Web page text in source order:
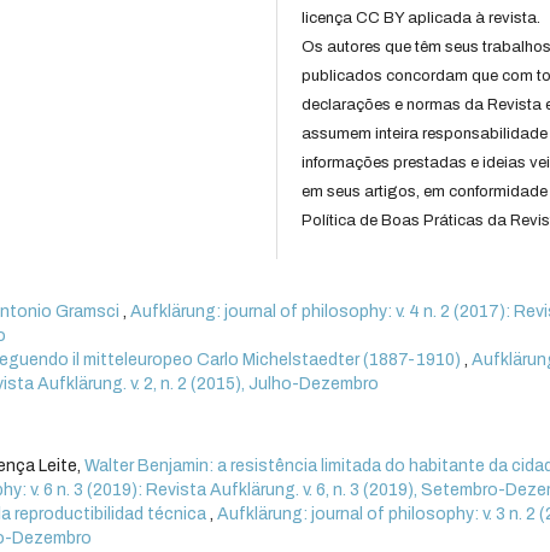
licença CC BY aplicada à revista.
Os autores que têm seus trabalhos
publicados concordam que com
declarações e normas da Revista
assumem inteira responsabilidade
informações prestadas e ideias
em seus artigos, em
Política de Boas Práticas da
Gramsci,Aufklärung: journal of philosophy: v. 4 n. 2 (2017):
il mitteleuropeo Carlo Michelstaedter (1887-1910),
Aufklärung. v. 2, n. 2 (2015), Julho-Dezembro
Leite,Walter Benjamin: a resistência limitada do habitante da
v. 6 n. 3 (2019): Revista Aufklärung. v. 6, n. 3 (2019), Setembro-
reproductibilidad técnica,Aufklärung: journal of philosophy: v. 3 n. 2
Dezembro